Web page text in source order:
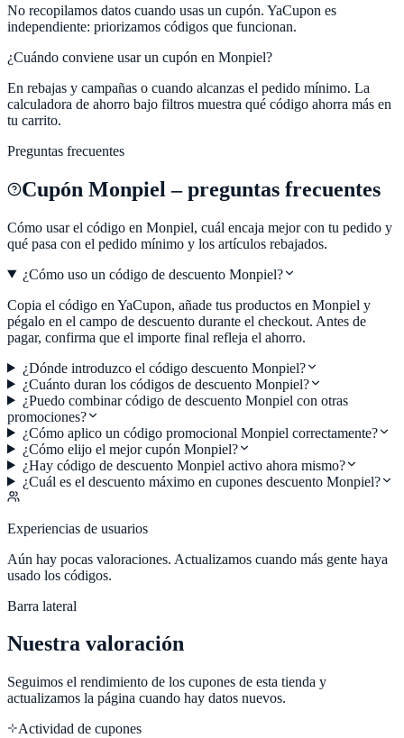
No recopilamos datos cuando usas un cupón. YaCupon es
independiente: priorizamos códigos que funcionan.
¿Cuándo conviene usar un cupón en Monpiel?
En rebajas y campañas o cuando alcanzas el pedido mínimo. La
calculadora de ahorro bajo filtros muestra qué código ahorra más en
tu carrito.
Preguntas frecuentes
Cupón Monpiel – preguntas frecuentes
Cómo usar el código en Monpiel, cuál encaja mejor con tu pedido y
qué pasa con el pedido mínimo y los artículos rebajados.
¿Cómo uso un código de descuento Monpiel?
Copia el código en YaCupon, añade tus productos en Monpiel y
pégalo en el campo de descuento durante el checkout. Antes de
pagar, confirma que el importe final refleja el ahorro.
¿Dónde introduzco el código descuento Monpiel?
¿Cuánto duran los códigos de descuento Monpiel?
¿Puedo combinar código de descuento Monpiel con otras
promociones?
¿Cómo aplico un código promocional Monpiel correctamente?
¿Cómo elijo el mejor cupón Monpiel?
¿Hay código de descuento Monpiel activo ahora mismo?
¿Cuál es el descuento máximo en cupones descuento Monpiel?
Experiencias de usuarios
Aún hay pocas valoraciones. Actualizamos cuando más gente haya
usado los códigos.
Barra lateral
Nuestra valoración
Seguimos el rendimiento de los cupones de esta tienda y
actualizamos la página cuando hay datos nuevos.
Actividad de cupones